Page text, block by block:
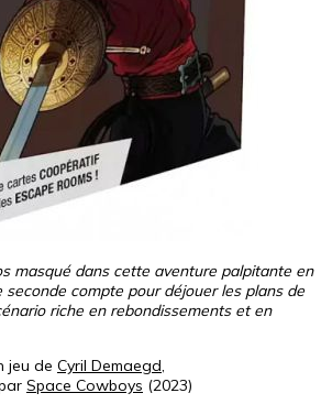
masqué dans cette aventure palpitante en
compte pour déjouer les plans de
riche en rebondissements et en
jeu de Cyril Demaegd,
Space Cowboys (2023)